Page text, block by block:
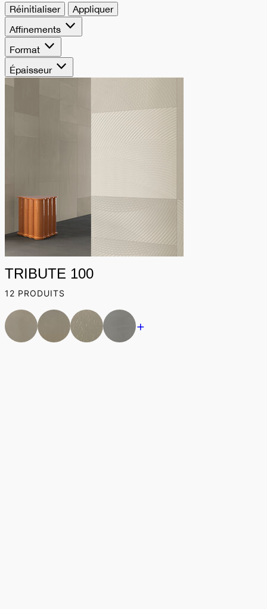
Réinitialiser
Appliquer
Affinements
Format
Épaisseur
TRIBUTE 100
12 PRODUITS
+